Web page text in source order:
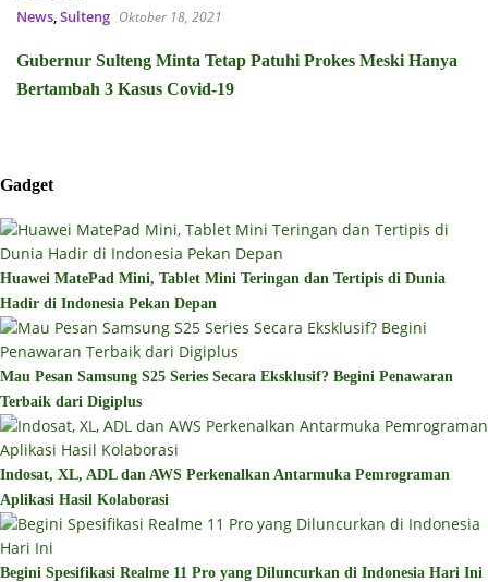
News,Sulteng Oktober 18, 2021
Gubernur Sulteng Minta Tetap Patuhi Prokes Meski Hanya
Bertambah 3 Kasus Covid-19
Gadget
Huawei MatePad Mini, Tablet Mini Teringan dan Tertipis di Dunia
Hadir di Indonesia Pekan Depan
Mau Pesan Samsung S25 Series Secara Eksklusif? Begini Penawaran
Terbaik dari Digiplus
Indosat, XL, ADL dan AWS Perkenalkan Antarmuka Pemrograman
Aplikasi Hasil Kolaborasi
Begini Spesifikasi Realme 11 Pro yang Diluncurkan di Indonesia Hari Ini